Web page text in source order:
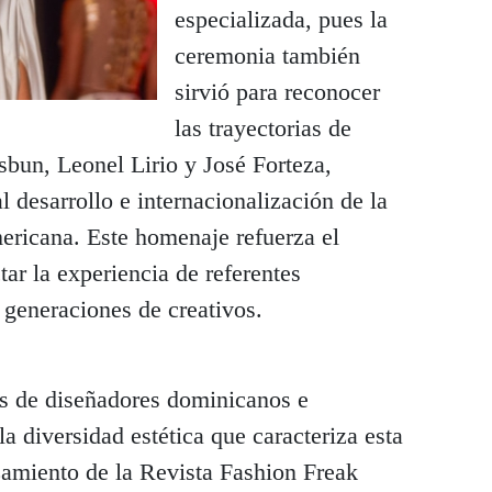
especializada, pues la
ceremonia también
sirvió para reconocer
las trayectorias de
Leonel Lirio y José Forteza,
desarrollo e internacionalización de la
Este homenaje refuerza el
la experiencia de referentes
de creativos.
de diseñadores dominicanos e
diversidad estética que caracteriza esta
de la Revista Fashion Freak